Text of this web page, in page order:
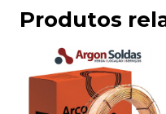
Produtos